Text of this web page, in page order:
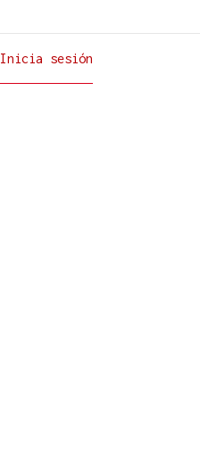
Inicia sesión